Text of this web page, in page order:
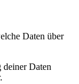
Daten über
Daten